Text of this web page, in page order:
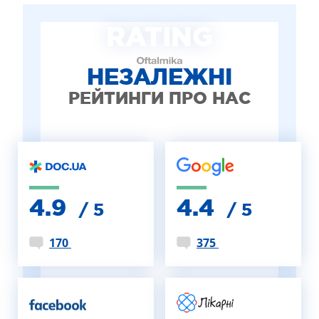
ДИТЯЧА ОФТАЛЬМОЛОГІЯ
ЛІКУВАННЯ ЗАХВОРЮВАНЬ СІТКІВКИ
ЕСТЕТИЧНА ХІРУРГІЯ
НЕЗАЛЕЖНІ
РЕЙТИНГИ ПРО НАС
4.9 / 5
170
4.4 / 5
375